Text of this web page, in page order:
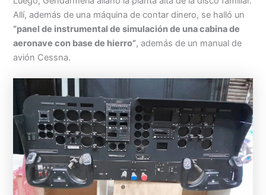
Allí, además de una máquina de contar dinero, se halló un
“panel de instrumental de simulación de una cabina de
aeronave con base de hierro”, además de un manual de
avión Cessna.